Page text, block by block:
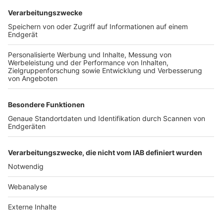
TOP-VEREINE
TOP-PARTNER
Nutzungsbedingungen Datenschutz Impressum